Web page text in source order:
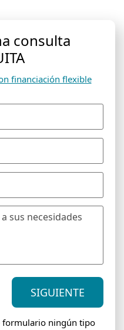
consulta
financiación flexible
SIGUIENTE
formulario ningún tipo